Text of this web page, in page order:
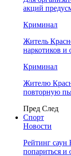
акций
Криминал
Житель
наркотиков и
Криминал
Жителю
повторную
Пред След
Спорт
Новости
Рейтинг
попариться и